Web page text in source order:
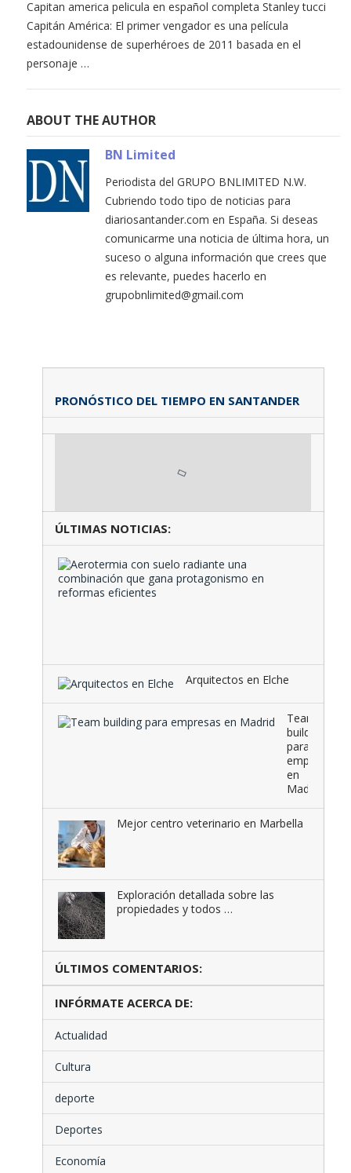
Capitan america pelicula en español completa Stanley tucci
Capitán América: El primer vengador es una película
estadounidense de superhéroes de 2011 basada en el
personaje …
ABOUT THE AUTHOR
BN Limited
Periodista del GRUPO BNLIMITED N.W.
Cubriendo todo tipo de noticias para
diariosantander.com en España. Si deseas
comunicarme una noticia de última hora, un
suceso o alguna información que crees que
es relevante, puedes hacerlo en
grupobnlimited@gmail.com
PRONÓSTICO DEL TIEMPO EN SANTANDER
ÚLTIMAS NOTICIAS:
Arquitectos en Elche
Team
building
para
empresas
en
Madrid
Mejor centro veterinario en Marbella
Exploración detallada sobre las
propiedades y todos …
ÚLTIMOS COMENTARIOS:
INFÓRMATE ACERCA DE:
Actualidad
Cultura
deporte
Deportes
Economía